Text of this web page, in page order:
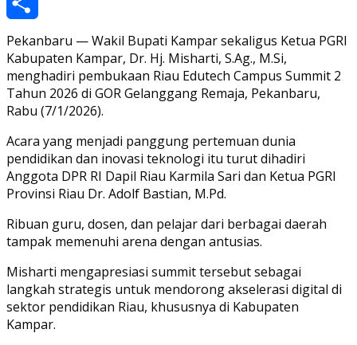
Link
Share
Pekanbaru — Wakil Bupati Kampar sekaligus Ketua PGRI
Kabupaten Kampar, Dr. Hj. Misharti, S.Ag., M.Si,
menghadiri pembukaan Riau Edutech Campus Summit 2
Tahun 2026 di GOR Gelanggang Remaja, Pekanbaru,
Rabu (7/1/2026).
Acara yang menjadi panggung pertemuan dunia
pendidikan dan inovasi teknologi itu turut dihadiri
Anggota DPR RI Dapil Riau Karmila Sari dan Ketua PGRI
Provinsi Riau Dr. Adolf Bastian, M.Pd.
Ribuan guru, dosen, dan pelajar dari berbagai daerah
tampak memenuhi arena dengan antusias.
Misharti mengapresiasi summit tersebut sebagai
langkah strategis untuk mendorong akselerasi digital di
sektor pendidikan Riau, khususnya di Kabupaten
Kampar.